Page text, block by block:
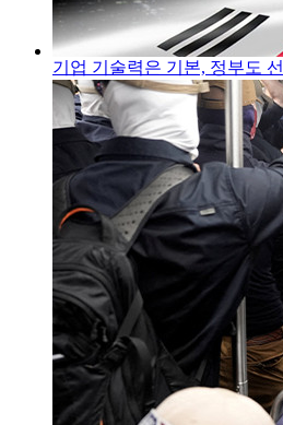
기업 기술력은 기본, 정부도